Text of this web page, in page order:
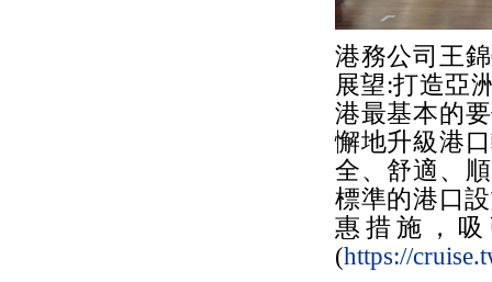
港務公司王
展望:打造亞
港最基本的
懈地升級港
全、舒適、
標準的港口
惠措施，
(https://